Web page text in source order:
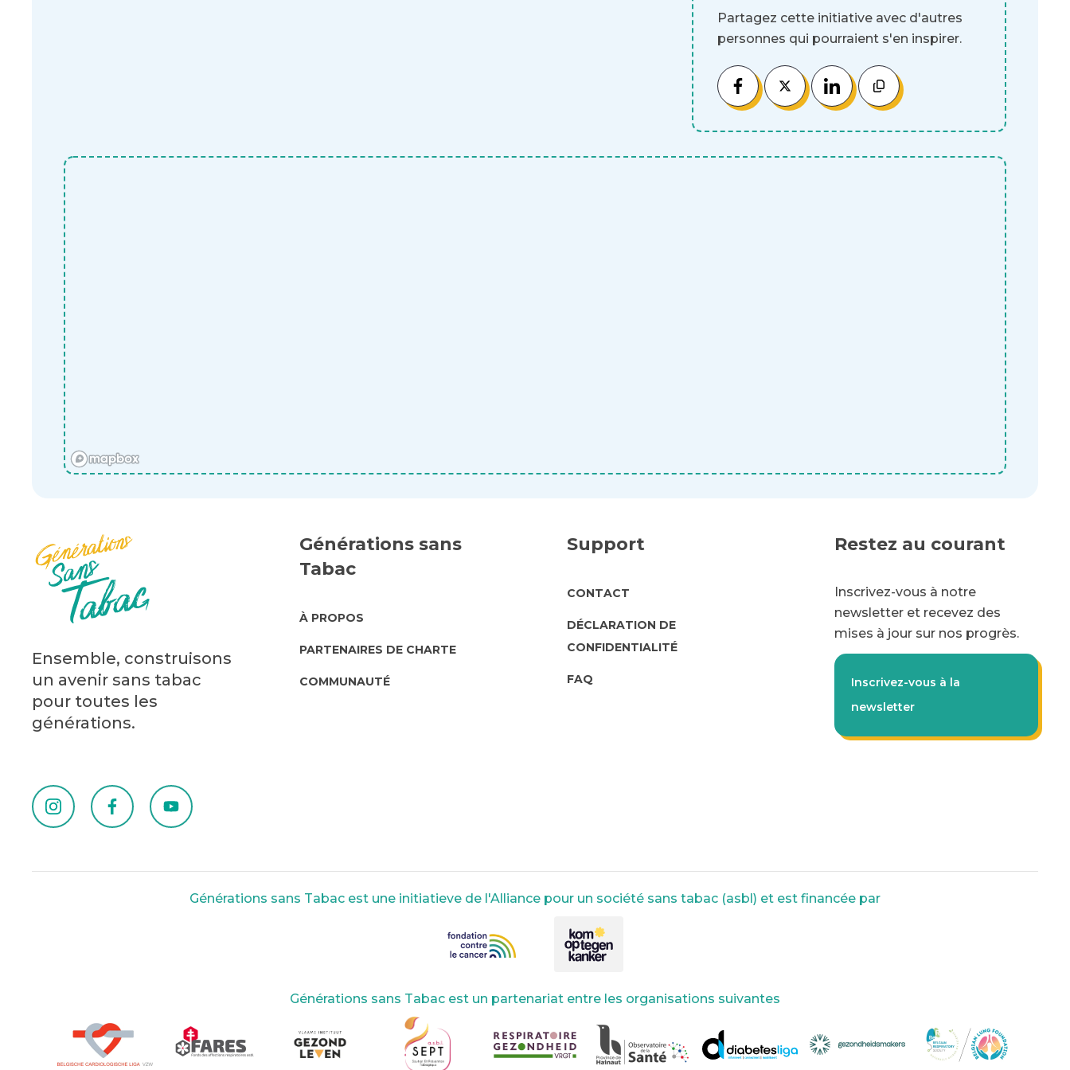
Partagez cette initiative avec d'autres
personnes qui pourraient s'en inspirer.
Ensemble, construisons
un avenir sans tabac
pour toutes les
générations.
Générations sans
Tabac
ABOUT
US
À PROPOS
PARTENAIRES DE CHARTE
COMMUNAUTÉ
Support
SUPPORT
CONTACT
DÉCLARATION DE
CONFIDENTIALITÉ
FAQ
Restez au courant
Inscrivez-vous à notre
newsletter et recevez des
mises à jour sur nos progrès.
Inscrivez-vous à la
newsletter
Générations sans Tabac est une initiatieve de l'Alliance pour un société sans tabac (asbl) et est financée par
Générations sans Tabac est un partenariat entre les organisations suivantes